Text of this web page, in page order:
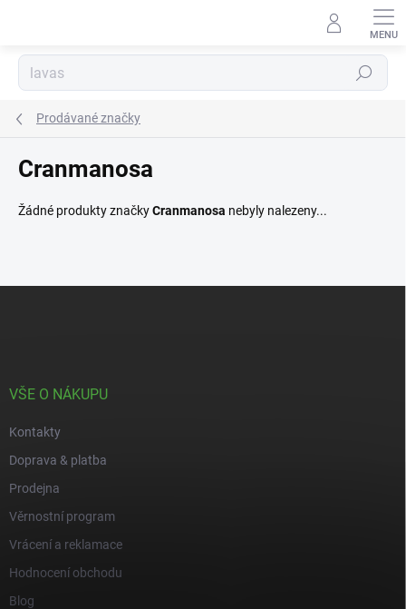
Hledat
Prodávané značky
Cranmanosa
Žádné produkty značkyCranmanosa nebyly nalezeny...
VŠE O NÁKUPU
Kontakty
Doprava & platba
Prodejna
Věrnostní program
Vrácení a reklamace
Hodnocení obchodu
Blog